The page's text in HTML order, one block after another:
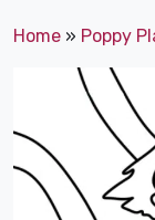
Home » Poppy